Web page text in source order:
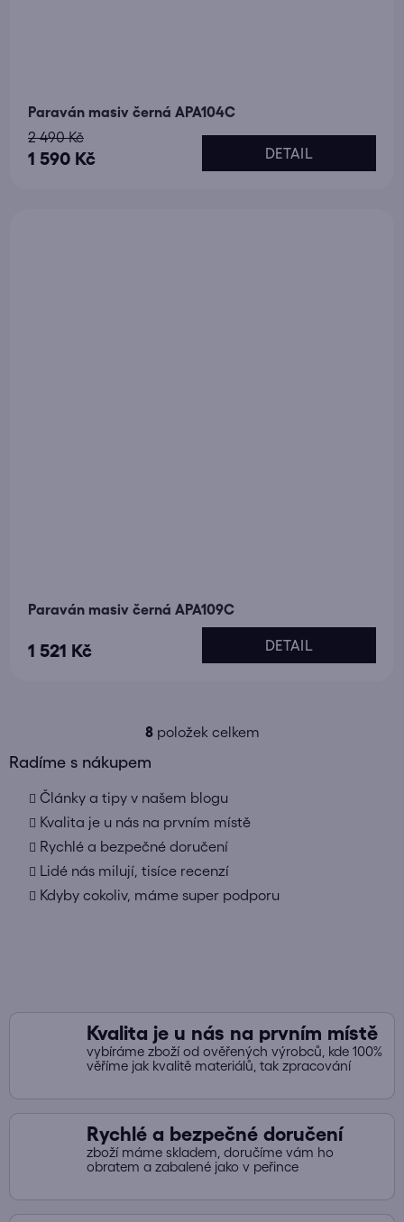
Paraván masiv černá APA104C
1 590 Kč
2 490 Kč
DETAIL
Paraván masiv černá APA109C
1 521 Kč DETAIL
O
á
d
a
í
p
ý
p
i
u
8položek celkem
Radíme s nákupem
Články a tipy v našem blogu
Kvalita je u nás na prvním místě
Rychlé a bezpečné doručení
Lidé nás milují, tisíce recenzí
Kdyby cokoliv, máme super podporu
Kvalita je u nás na prvním místě
vybíráme zboží od ověřených výrobců, kde 100%
věříme jak kvalitě materiálů, tak zpracování
Rychlé a bezpečné doručení
zboží máme skladem, doručíme vám ho
obratem a zabalené jako v peřince